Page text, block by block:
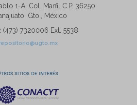
1-A, Col. Marfil C.P. 36250
Gto., México
(473) 7320006 Ext. 5538
sitios de interés: